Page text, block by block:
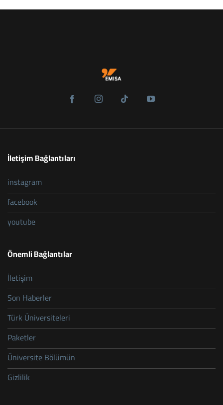
İletişim Bağlantıları
instagram
facebook
youtube
Önemli Bağlantılar
İletişim
Son Haberler
Türk Üniversiteleri
Paketler
Üniversite Bölümün
Gizlilik